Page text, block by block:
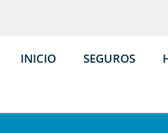
INICIO SEGUROS